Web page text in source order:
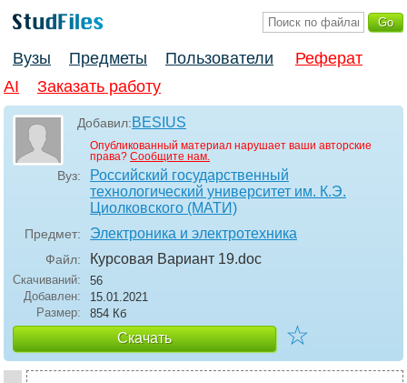
Вузы Предметы Пользователи
Реферат
AI
Заказать работу
Добавил:BESIUS
Опубликованный материал нарушает ваши авторские
права? Сообщите нам.
Вуз:
Российский государственный
технологический университет им. К.Э.
Циолковского (МАТИ)
Предмет: Электроника и электротехника
Файл: Курсовая Вариант 19.doc
Скачиваний:
56
Добавлен:
15.01.2021
Размер:
854 Кб
Скачать ☆